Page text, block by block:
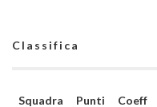
Classifica
Squadra Punti Coeff